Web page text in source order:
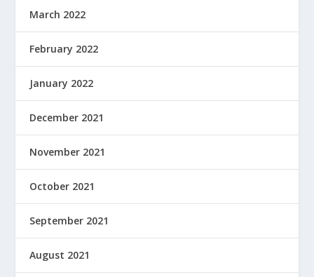
March 2022
February 2022
January 2022
December 2021
November 2021
October 2021
September 2021
August 2021